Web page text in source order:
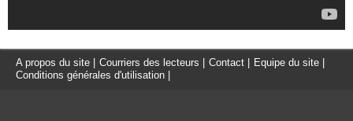
A propos du site Courriers des lecteurs Contact Equipe du site
Conditions générales d'utilisation